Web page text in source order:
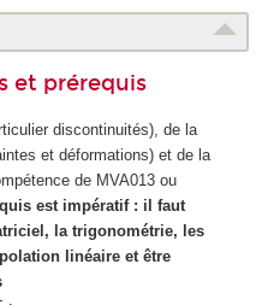
et prérequis
discontinuités), de la
et déformations) et de la
de MVA013 ou
est impératif : il faut
la trigonométrie, les
linéaire et être